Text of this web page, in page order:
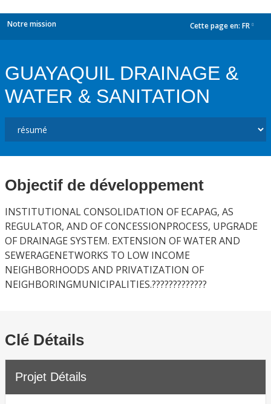
Notre mission Cette page en: FR
GUAYAQUIL DRAINAGE &
WATER & SANITATION
Objectif de développement
INSTITUTIONAL CONSOLIDATION OF ECAPAG, AS
REGULATOR, AND OF CONCESSIONPROCESS, UPGRADE
OF DRAINAGE SYSTEM. EXTENSION OF WATER AND
SEWERAGENETWORKS TO LOW INCOME
NEIGHBORHOODS AND PRIVATIZATION OF
NEIGHBORINGMUNICIPALITIES.?????????????
Clé Détails
Projet Détails